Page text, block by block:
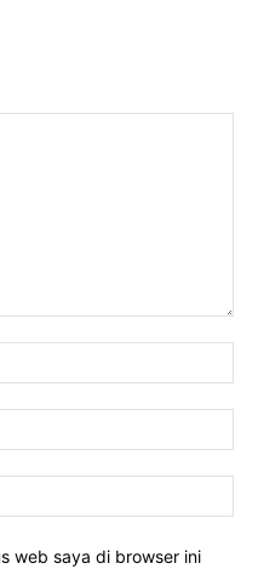
web saya di browser ini